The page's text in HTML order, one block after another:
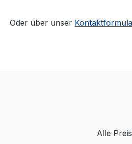
Oder über unser
Alle